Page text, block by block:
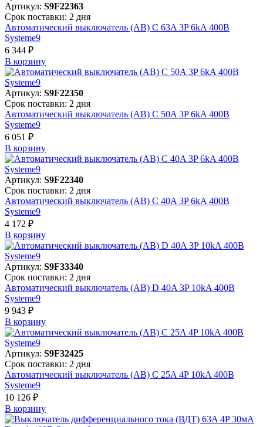
Артикул: S9F22363
Срок поставки: 2 дня
Автоматический выключатель (АВ) C 63A 3P 6kA 400В
Systeme9
6 344 ₽
В корзинy
Артикул: S9F22350
Срок поставки: 2 дня
Автоматический выключатель (АВ) C 50A 3P 6kA 400В
Systeme9
6 051 ₽
В корзинy
Артикул: S9F22340
Срок поставки: 2 дня
Автоматический выключатель (АВ) C 40A 3P 6kA 400В
Systeme9
4 172 ₽
В корзинy
Артикул: S9F33340
Срок поставки: 2 дня
Автоматический выключатель (АВ) D 40A 3P 10kA 400В
Systeme9
9 943 ₽
В корзинy
Артикул: S9F32425
Срок поставки: 2 дня
Автоматический выключатель (АВ) C 25A 4P 10kA 400В
Systeme9
10 126 ₽
В корзинy